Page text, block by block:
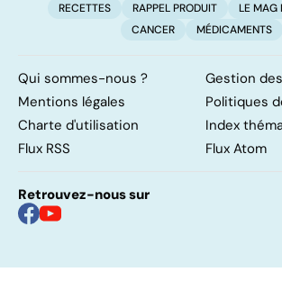
RECETTES RAPPEL PRODUIT
LE MAG
CANCER
MÉDICAMENTS
Qui sommes-nous ?
Gestion
Mentions légales
Politiques
Charte d'utilisation
Index
Flux RSS
Flux Atom
Retrouvez-nous sur